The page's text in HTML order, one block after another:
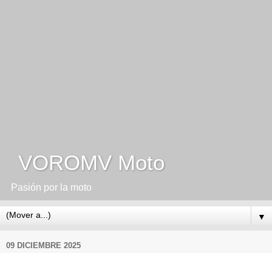
VOROMV Moto
Pasión por la moto
▼
09 DICIEMBRE 2025